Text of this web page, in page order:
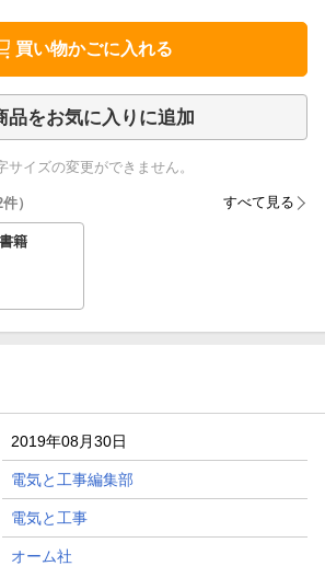
買い物かごに入れる
品をお気に入りに追加
イズの変更ができません。
件） すべて見る
籍
2019年08月30日
電気と工事編集部
電気と工事
オーム社